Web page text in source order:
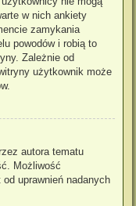
w nich ankiety
zamykania
powodów i robią to
Zależnie od
użytkownik może
autora tematu
Możliwość
uprawnień nadanych